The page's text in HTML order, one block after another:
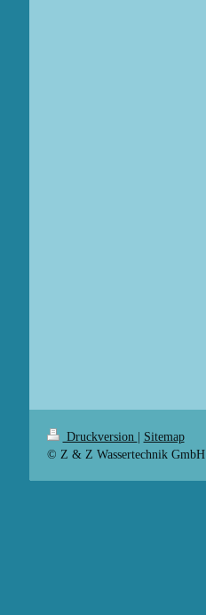
Druckversion | Sitemap
© Z & Z Wassertechnik GmbH